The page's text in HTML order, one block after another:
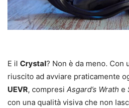
E il Crystal? Non è da meno. Con
riuscito ad avviare praticamente
UEVR, compresi Asgard’s Wrath e
con una qualità visiva che non